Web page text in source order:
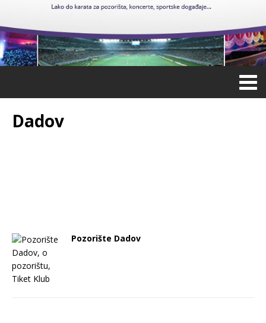
Dadov
Pozorište Dadov